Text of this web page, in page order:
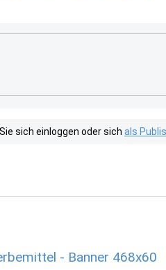
sich einloggen oder sich als
- Banner 468x60